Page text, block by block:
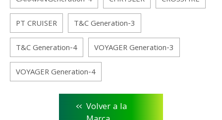
PT CRUISER
T&C Generation-3
T&C Generation-4
VOYAGER Generation-3
VOYAGER Generation-4
<< Volver a la